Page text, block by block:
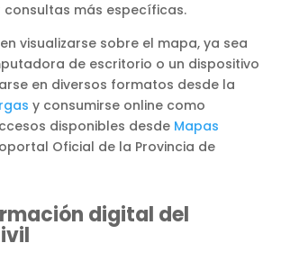
consultas más específicas.
visualizarse sobre el mapa, ya sea
de escritorio o un dispositivo
en diversos formatos desde la
y consumirse online como
disponibles desde Mapas
Oficial de la Provincia de
digital del